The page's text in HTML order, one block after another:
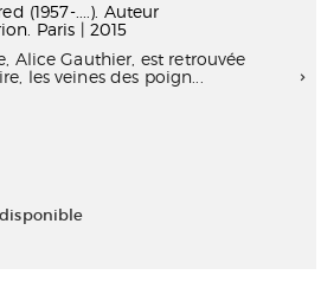
(1957-....). Auteur
Paris | 2015
Alice Gauthier, est retrouvée
les veines des poign...